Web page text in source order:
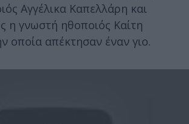
Αγγέλικα Καπελλάρη και
η γνωστή ηθοποιός Καίτη
οποία απέκτησαν έναν γιο.